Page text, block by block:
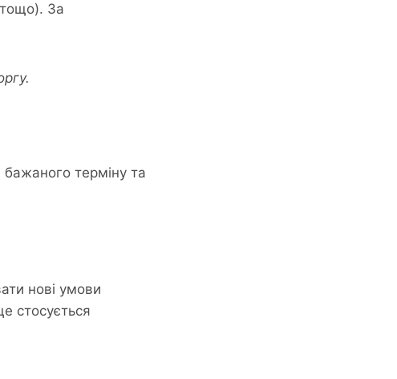
За
бажаного терміну та
нові умови
стосується